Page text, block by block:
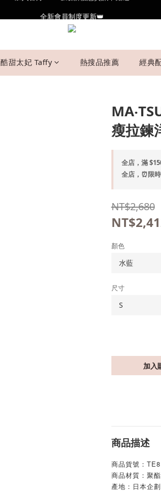
加入官方LINE🥰最新優惠資訊不錯過
全新會員制度更新👑
酷甜太妃 Taffy 熱搜品推薦 經典
瘦拉鍊
全店，滿
全店，⏰限
NT$2,680
顏色
尺寸
加入
商品描述
商品貨號：
商品材質：聚
產地：日本企